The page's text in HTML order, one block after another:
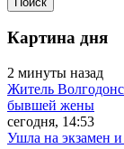
Картина дня
2 минуты назад
Житель
бывшей жены
сегодня, 14:53
Ушла на экзамен и